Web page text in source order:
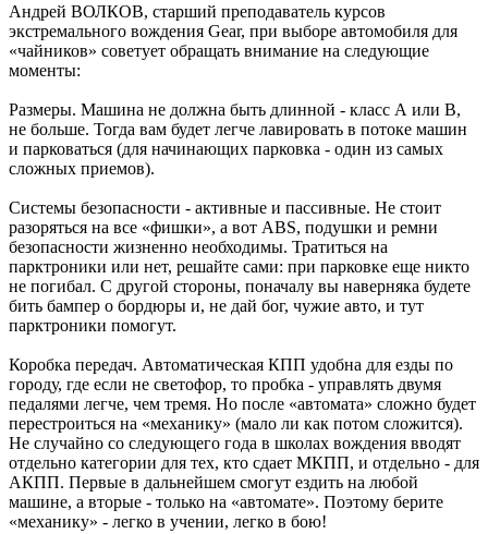
Андрей ВОЛКОВ, старший преподаватель курсов
экстремального вождения Gear, при выборе автомобиля для
«чайников» советует обращать внимание на следующие
моменты:
Размеры. Машина не должна быть длинной - класс А или В,
не больше. Тогда вам будет легче лавировать в потоке машин
и парковаться (для начинающих парковка - один из самых
сложных приемов).
Системы безопасности - активные и пассивные. Не стоит
разоряться на все «фишки», а вот ABS, подушки и ремни
безопасности жизненно необходимы. Тратиться на
парктроники или нет, решайте сами: при парковке еще никто
не погибал. С другой стороны, поначалу вы наверняка будете
бить бампер о бордюры и, не дай бог, чужие авто, и тут
парктроники помогут.
Коробка передач. Автоматическая КПП удобна для езды по
городу, где если не светофор, то пробка - управлять двумя
педалями легче, чем тремя. Но после «автомата» сложно будет
перестроиться на «механику» (мало ли как потом сложится).
Не случайно со следующего года в школах вождения вводят
отдельно категории для тех, кто сдает МКПП, и отдельно - для
АКПП. Первые в дальнейшем смогут ездить на любой
машине, а вторые - только на «автомате». Поэтому берите
«механику» - легко в учении, легко в бою!